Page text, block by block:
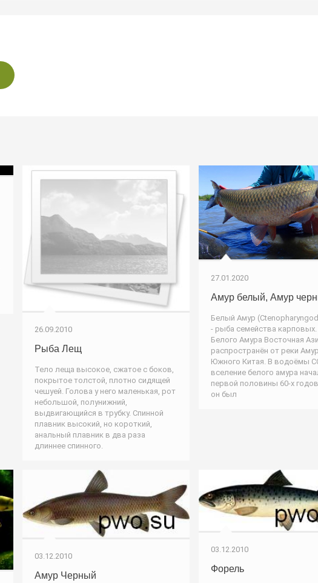
26.09.2010
Рыба Лещ
Тело леща высокое, сжатое с боков,
покрытое толстой, плотно сидящей
чешуей. Голова у него маленькая, рот
небольшой, полунижний,
выдвигающийся в трубку. Спинной
плавник высокий, но короткий,
анальный плавник в два раза
длиннее спинного.
27.01.2020
Амур белый, Амур
Белый Амур
- рыба семейства карповых.
Белого Амура Восточная
распространён от реки
Южного Китая. В водоёмы
вселение белого амура
первой половины 60-х
он был
03.12.2010
Амур Черный
03.12.2010
Форель